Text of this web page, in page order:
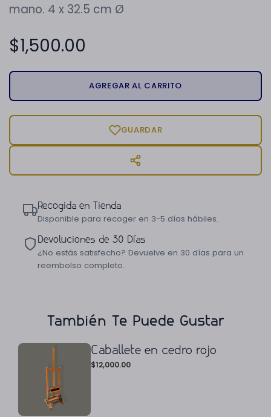
mano. 4 x 32.5 cm Ø
$1,500.00
AGREGAR AL CARRITO
GUARDAR
Recogida en Tienda
Disponible para recoger en 3-5 días hábiles.
Devoluciones de 30 Días
¿No estás satisfecho? Devuelve en 30 días para un
reembolso completo.
También Te Puede Gustar
Caballete en cedro rojo
$12,000.00